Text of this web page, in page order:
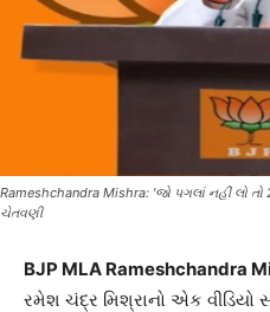
Rameshchandra Mishra: 'જો પગલાં નહીં લો
ચેતવણી
BJP MLA Rameshchandra
રમેશ ચંદ્ર મિશ્રાનો એક વીડિયો